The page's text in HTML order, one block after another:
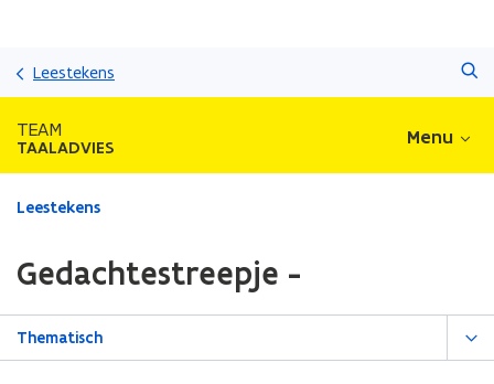
Leestekens
TEAM
TAALADVIES Menu
Gedaan
zich
op:
Gedachtestreepje
Leestekens
Gedachtestreepje -
Thematisch